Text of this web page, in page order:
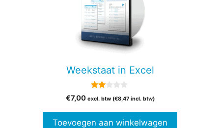
Weekstaat in Excel
van
€7,00 excl. btw (€8,47incl. btw)
Toevoegen aan winkelwagen